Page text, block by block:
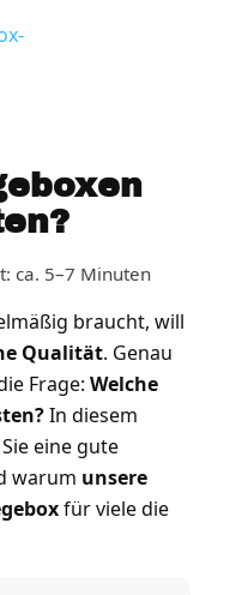
ca. 5–7 Minuten
braucht, will
Qualität. Genau
Frage: Welche
In diesem
eine gute
warum unsere
für viele die